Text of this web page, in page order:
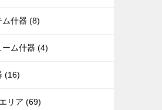
ム什器 (8)
ーム什器 (4)
(16)
リア (69)